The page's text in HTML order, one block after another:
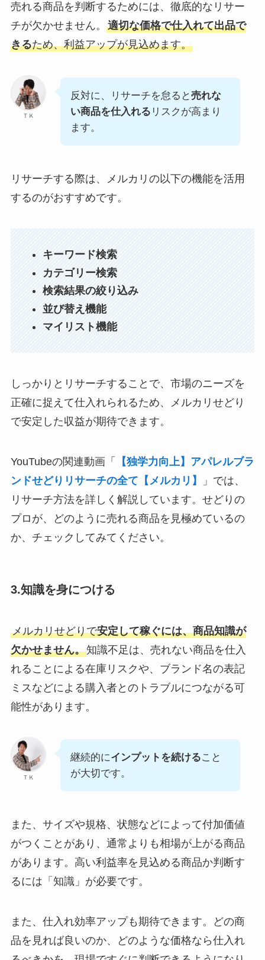
売れる商品を判断するためには、徹底的なリサー
チが欠かせません。 適切な価格で仕入れて出品で
きるため、利益アップが見込めます。
ＴＫ
反対に、リサーチを怠ると売れな
い商品を仕入れる リスクが高まり
ます。
リサーチする際は、メルカリの以下の機能を活用
するのがおすすめです。
キーワード検索
カテゴリー検索
検索結果の絞り込み
並び替え機能
マイリスト機能
しっかりとリサーチすることで、市場のニーズを
正確に捉えて仕入れられるため、メルカリせどり
で安定した収益が期待できます。
YouTubeの関連動画「
【独学力向上】アパレルブラ
ンドせどりリサーチの全て【メルカリ】
」では、
リサーチ方法を詳しく解説しています。せどりの
プロが、どのように売れる商品を見極めているの
か、チェックしてみてください。
3.知識を身につける
メルカリせどりで安定して稼ぐには、商品知識が
欠かせません。知識不足は、売れない商品を仕入
れることによる在庫リスクや、ブランド名の表記
ミスなどによる購入者とのトラブルにつながる可
能性があります。
ＴＫ
継続的にインプットを続けること
が大切です。
また、サイズや規格、状態などによって付加価値
がつくことがあり、通常よりも相場が上がる商品
があります。高い利益率を見込める商品か判断す
るには「知識」が必要です。
また、仕入れ効率アップも期待できます。どの商
品を見れば良いのか、どのような価格なら仕入れ